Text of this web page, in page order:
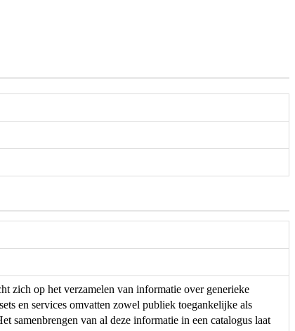
zich op het verzamelen van informatie over generieke
en services omvatten zowel publiek toegankelijke als
samenbrengen van al deze informatie in een catalogus laat